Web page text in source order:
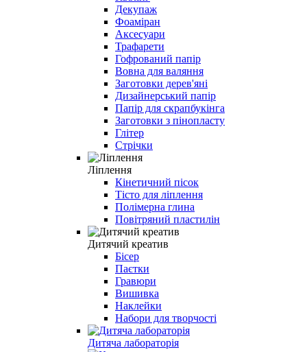
Декупаж
Фоаміран
Аксесуари
Трафарети
Гофрований папір
Вовна для валяння
Заготовки дерев'яні
Дизайнерський папір
Папір для скрапбукінга
Заготовки з пінопласту
Глітер
Стрічки
Ліплення
Кінетичний пісок
Тісто для ліплення
Полімерна глина
Повітряний пластилін
Дитячий креатив
Бісер
Паєтки
Гравюри
Вишивка
Наклейки
Набори для творчості
Дитяча лабораторія